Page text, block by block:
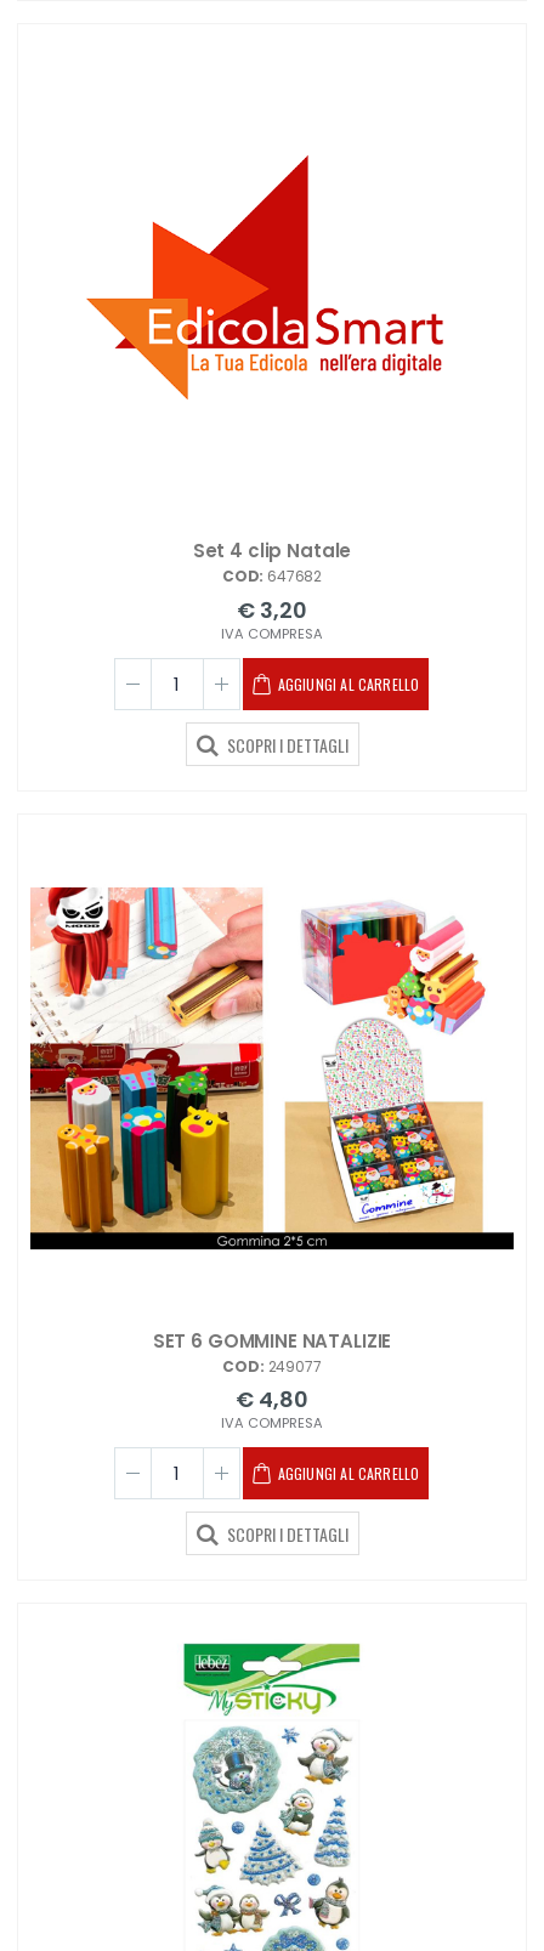
Set 4 clip Natale
COD: 647682
€ 3,20
IVA COMPRESA
AGGIUNGI AL CARRELLO
SCOPRI I DETTAGLI
SET 6 GOMMINE NATALIZIE
COD: 249077
€ 4,80
IVA COMPRESA
AGGIUNGI AL CARRELLO
SCOPRI I DETTAGLI